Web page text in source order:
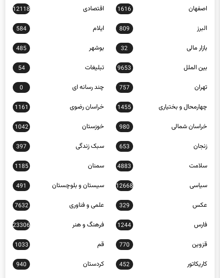
اصفهان 1616 اقتصادی 12118
البرز 809 ایلام 584
بازار مالی 32 بوشهر 485
بین الملل 9653 تبلیغات 54
تهران 757 چند رسانه ای 0
چهارمحال و بختیاری 1455 خراسان رضوی 1161
خراسان شمالی 980 خوزستان 1042
زنجان 653 سبک زندگی 397
سلامت 4883 سمنان 1185
سیاسی 12668 سیستان و بلوچستان 491
عکس 329 علمی و فناوری 7632
فارس 1244 فرهنگ و هنر 23306
قزوین 770 قم 1033
کاریکاتور 452 کردستان 940